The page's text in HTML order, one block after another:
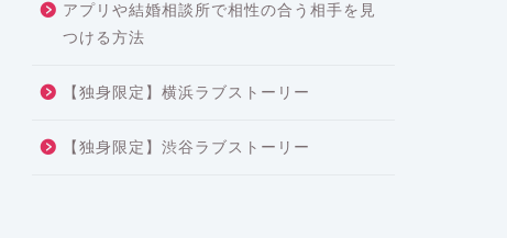
アプリや結婚相談所で相性の合う相手を見
つける方法
【独身限定】横浜ラブストーリー
【独身限定】渋谷ラブストーリー